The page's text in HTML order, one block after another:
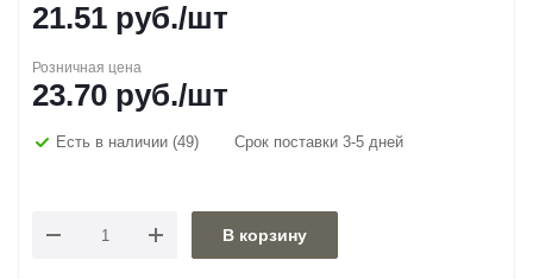
21.51 руб./шт
Розничная цена
23.70 руб./шт
Есть в наличии (49) Срок поставки 3-5 дней
В корзину